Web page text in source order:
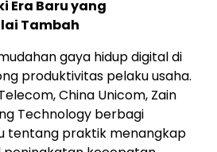
Era Baru yang
Tambah
gaya hidup digital di
produktivitas pelaku usaha.
China Unicom, Zain
Technology berbagi
tentang praktik menangkap